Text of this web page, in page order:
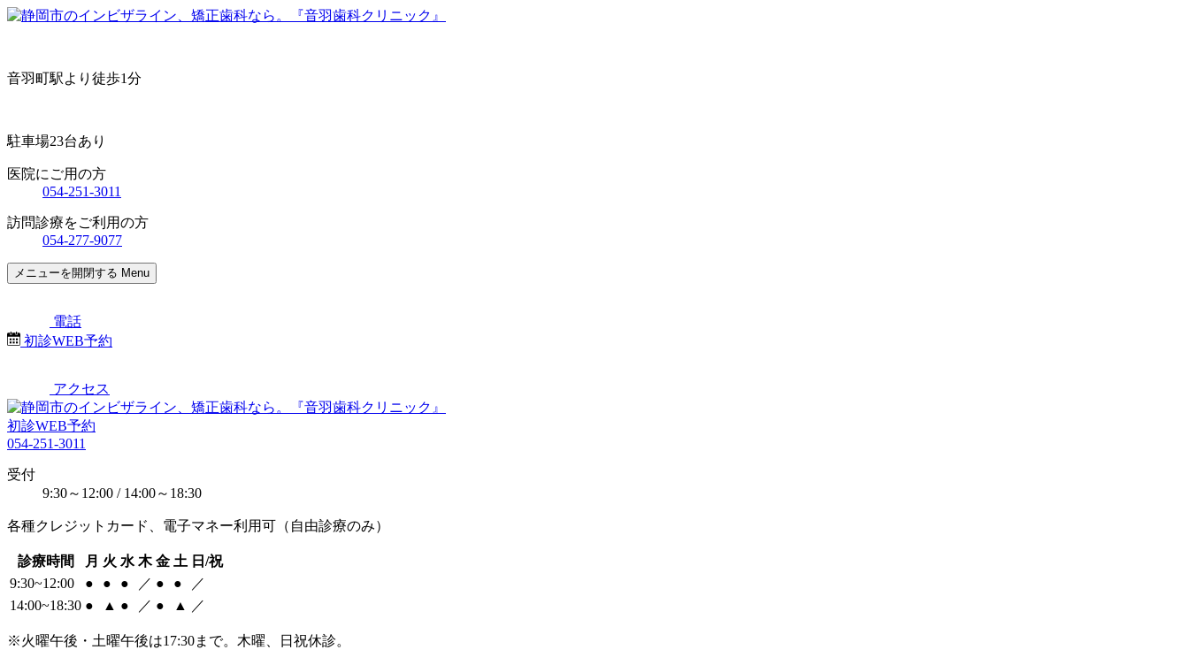
音羽町駅より徒歩1分
駐車場23台あり
医院にご用の方
054-251-3011
訪問診療をご利用の方
054-277-9077
メニューを開閉する Menu
電話
初診WEB予約
アクセス
初診WEB予約
054-251-3011
受付
9:30～12:00 / 14:00～18:30
各種クレジットカード、電子マネー利用可（自由診療のみ）
診療時間 月 火 水 木 金 土 日/祝
9:30~12:00
● ● ● ／ ● ●
／
14:00~18:30 ● ▲ ● ／ ● ▲ ／
※火曜午後・土曜午後は17:30まで。木曜、日祝休診。